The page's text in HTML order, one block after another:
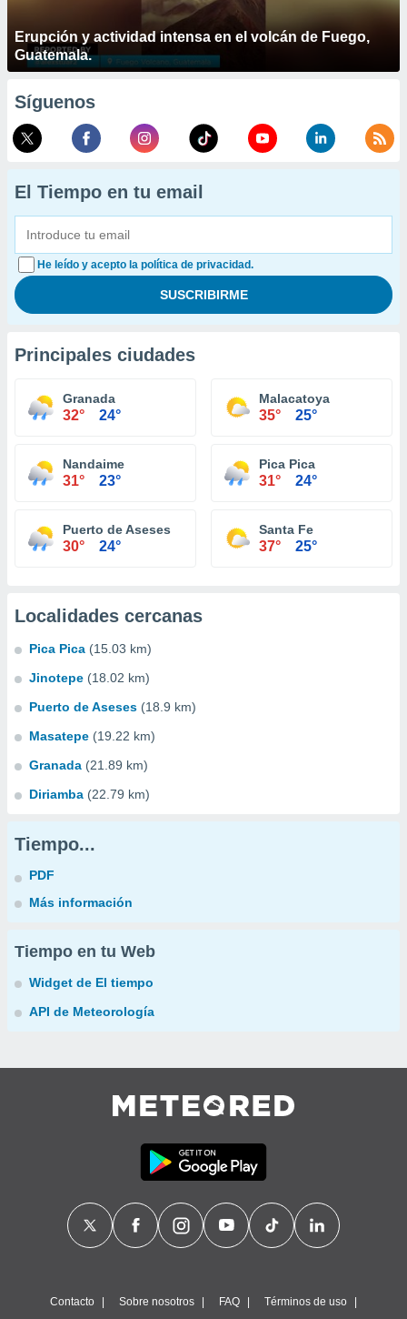
Erupción y actividad intensa en el volcán de Fuego,
Guatemala.
Síguenos
El Tiempo en tu email
He leído y acepto la política de privacidad.
Principales ciudades
Granada
32° 24°
Malacatoya
35° 25°
Nandaime
31° 23°
Pica Pica
31° 24°
Puerto de Aseses
30° 24°
Santa Fe
37° 25°
Localidades cercanas
Pica Pica (15.03 km)
Jinotepe (18.02 km)
Puerto de Aseses (18.9 km)
Masatepe (19.22 km)
Granada (21.89 km)
Diriamba (22.79 km)
Tiempo...
PDF
Más información
Tiempo en tu Web
Widget de El tiempo
API de Meteorología
Contacto Sobre nosotros FAQ Términos de uso